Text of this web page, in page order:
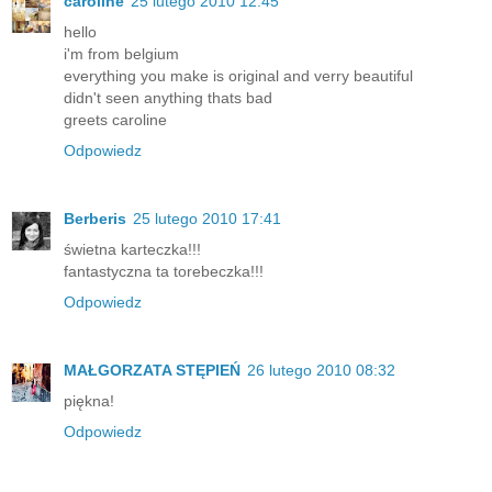
hello
i'm from belgium
everything you make is original and verry beautiful
didn't seen anything thats bad
greets caroline
Odpowiedz
Berberis 25 lutego 2010 17:41
świetna karteczka!!!
fantastyczna ta torebeczka!!!
Odpowiedz
MAŁGORZATA STĘPIEŃ 26 lutego 2010 08:32
piękna!
Odpowiedz